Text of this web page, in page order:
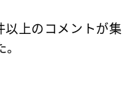
上のコメントが集